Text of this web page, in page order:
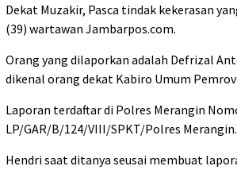
Dekat Muzakir, Pasca tindak kekerasan
(39) wartawan Jambarpos.com.
Orang yang dilaporkan adalah Defrizal
dikenal orang dekat Kabiro Umum
Laporan terdaftar di Polres Merangin
LP/GAR/B/124/VIII/SPKT/Polres Merangin.
Hendri saat ditanya seusai membuat